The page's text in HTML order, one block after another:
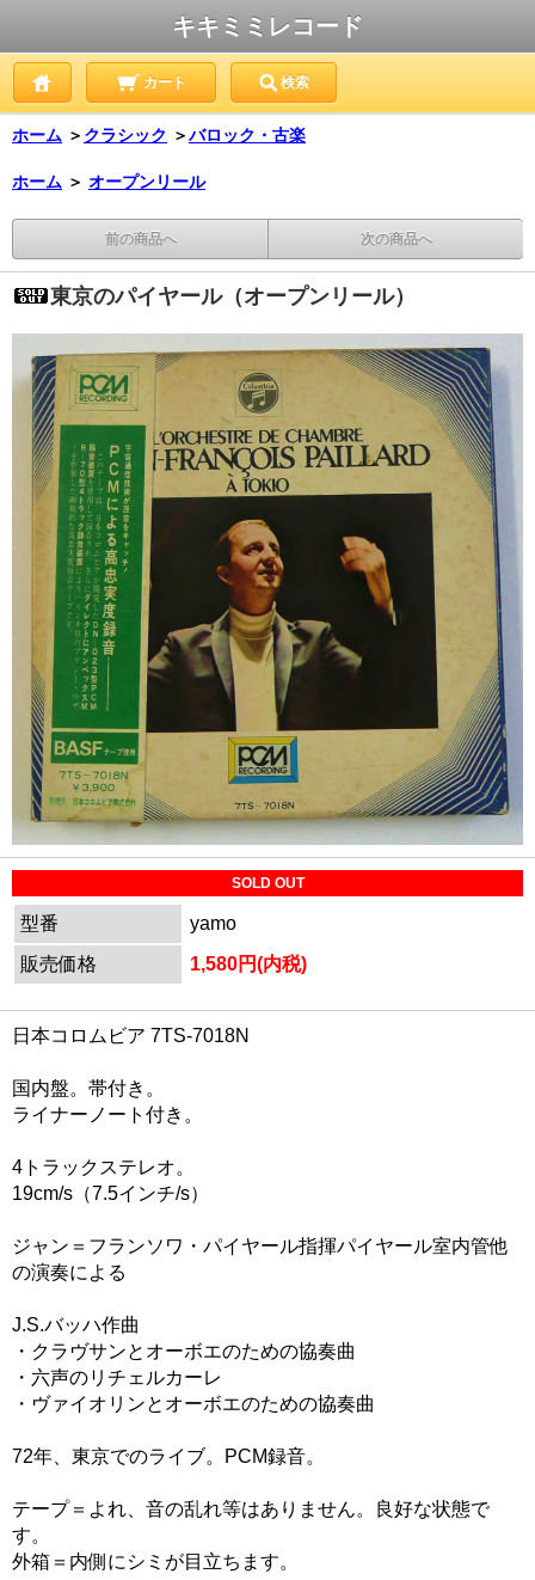
キキミミレコード
カート 検索
ホーム ＞ クラシック ＞バロック・古楽
ホーム ＞ オープンリール
前の商品へ 次の商品へ
東京のパイヤール（オープンリール）
SOLD OUT
型番
yamo
販売価格
1,580円(内税)
日本コロムビア 7TS-7018N
国内盤。帯付き。
ライナーノート付き。
4トラックステレオ。
19cm/s（7.5インチ/s）
ジャン＝フランソワ・パイヤール指揮パイヤール室内管他
の演奏による
J.S.バッハ作曲
・クラヴサンとオーボエのための協奏曲
・六声のリチェルカーレ
・ヴァイオリンとオーボエのための協奏曲
72年、東京でのライブ。PCM録音。
テープ＝よれ、音の乱れ等はありません。良好な状態で
す。
外箱＝内側にシミが目立ちます。